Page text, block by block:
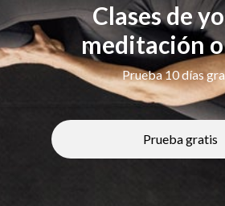
Clases de
meditación
Prueba 10 días
Prueba gratis